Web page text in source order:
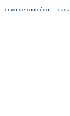
envio de conteúdo_